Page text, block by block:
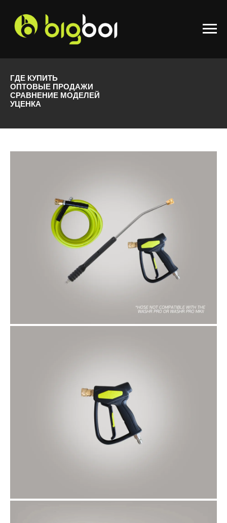
ГДЕ КУПИТЬ
ОПТОВЫЕ ПРОДАЖИ
СРАВНЕНИЕ МОДЕЛЕЙ
УЦЕНКА